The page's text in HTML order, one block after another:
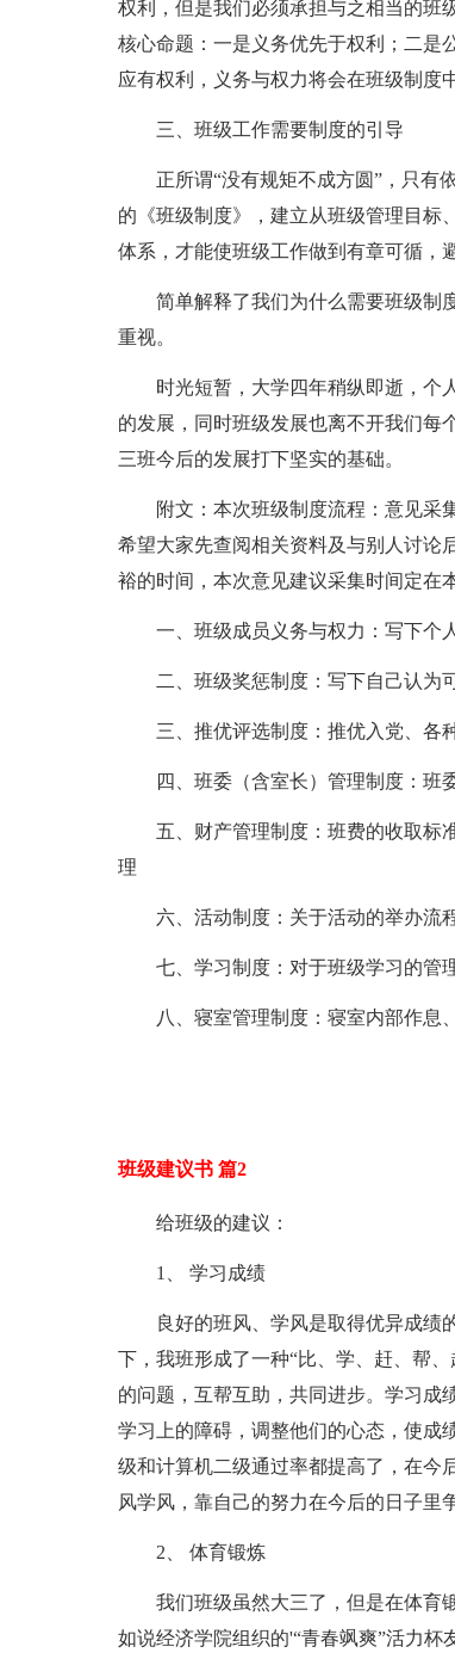
权利，但是我们必须承担与之相当的班
核心命题：一是义务优先于权利；二是
应有权利，义务与权力将会在班级制度
三、班级工作需要制度的引导
正所谓“没有规矩不成方圆”，只有
的《班级制度》，建立从班级管理目标
体系，才能使班级工作做到有章可循，
简单解释了我们为什么需要班级制
重视。
时光短暂，大学四年稍纵即逝，个
的发展，同时班级发展也离不开我们每
三班今后的发展打下坚实的基础。
附文：本次班级制度流程：意见采
希望大家先查阅相关资料及与别人讨论
裕的时间，本次意见建议采集时间定在
一、班级成员义务与权力：写下个
二、班级奖惩制度：写下自己认为
三、推优评选制度：推优入党、各
四、班委（含室长）管理制度：班
五、财产管理制度：班费的收取标
理
六、活动制度：关于活动的举办流
七、学习制度：对于班级学习的管
八、寝室管理制度：寝室内部作息
班级建议书 篇2
给班级的建议：
1、 学习成绩
良好的班风、学风是取得优异成绩
下，我班形成了一种“比、学、赶、帮
的问题，互帮互助，共同进步。学习成
学习上的障碍，调整他们的心态，使成
级和计算机二级通过率都提高了，在今
风学风，靠自己的努力在今后的日子里
2、 体育锻炼
我们班级虽然大三了，但是在体育
如说经济学院组织的'“青春飒爽”活力